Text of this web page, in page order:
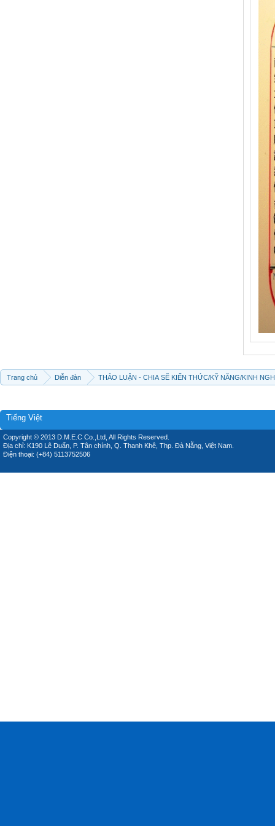
Trang chủ Diễn đàn THẢO LUẬN - CHIA SẼ KIẾN THỨC/KỸ NĂNG/KINH
Tiếng Việt
Copyright © 2013 D.M.E.C Co.,Ltd, All Rights Reserved.
Địa chỉ: K190 Lê Duẩn, P. Tân chính, Q. Thanh Khê, Thp. Đà Nẵng, Việt Nam.
Điện thoại: (+84) 5113752506